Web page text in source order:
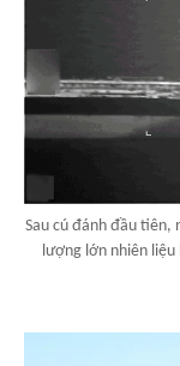
Sau cú đánh đầu tiên,
lượng lớn nhiên